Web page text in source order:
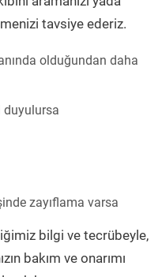
tavsiye ederiz.
olduğundan daha
duyulursa
zayıflama varsa
bilgi ve tecrübeyle,
bakım ve onarımı